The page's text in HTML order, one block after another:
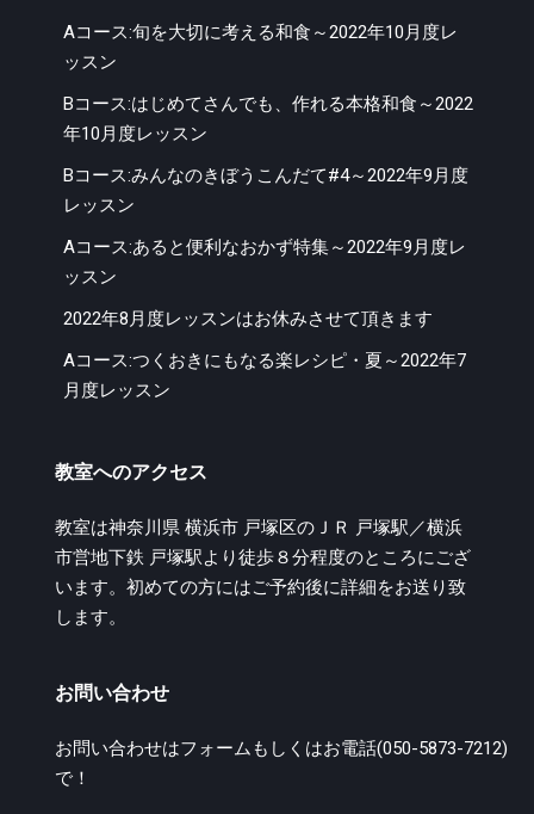
Aコース:旬を大切に考える和食～2022年10月度レ
ッスン
Bコース:はじめてさんでも、作れる本格和食～2022
年10月度レッスン
Bコース:みんなのきぼうこんだて#4～2022年9月度
レッスン
Aコース:あると便利なおかず特集～2022年9月度レ
ッスン
2022年8月度レッスンはお休みさせて頂きます
Aコース:つくおきにもなる楽レシピ・夏～2022年7
月度レッスン
教室へのアクセス
教室は神奈川県 横浜市 戸塚区のＪＲ 戸塚駅／横浜
市営地下鉄 戸塚駅より徒歩８分程度のところにござ
います。初めての方にはご予約後に詳細をお送り致
します。
お問い合わせ
お問い合わせはフォーム もしくはお電話(050-5873-7212)
で！